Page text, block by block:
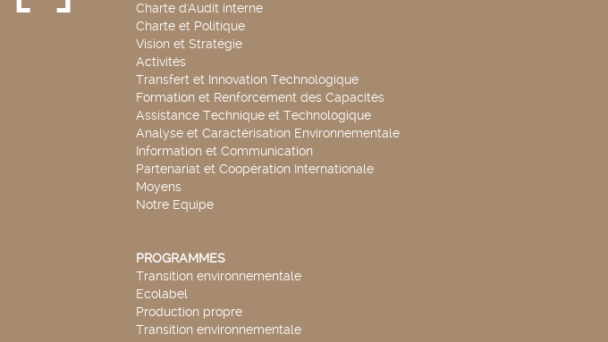
Charte d'Audit interne
Charte et Politique
Vision et Stratégie
Activités
Transfert et Innovation Technologique
Formation et Renforcement des Capacités
Assistance Technique et Technologique
Analyse et Caractérisation Environnementale
Information et Communication
Partenariat et Coopération Internationale
Moyens
Notre Equipe
PROGRAMMES
Transition environnementale
Ecolabel
Production propre
Transition environnementale